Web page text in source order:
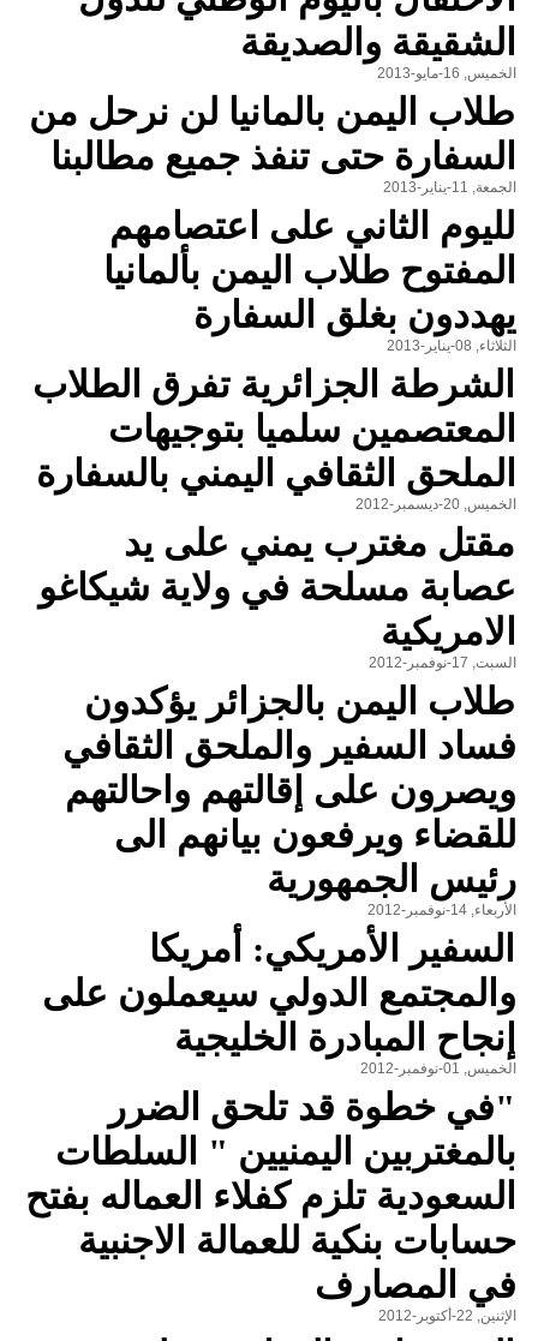
الشقيقة والصديقة
الخميس, 16-مايو-2013
طلاب اليمن بالمانيا لن نرحل من
السفارة حتى تنفذ جميع مطالبنا
الجمعة, 11-يناير-2013
لليوم الثاني على اعتصامهم
المفتوح طلاب اليمن بألمانيا
يهددون بغلق السفارة
الثلاثاء, 08-يناير-2013
الشرطة الجزائرية تفرق الطلاب
المعتصمين سلميا بتوجيهات
الملحق الثقافي اليمني بالسفارة
الخميس, 20-ديسمبر-2012
مقتل مغترب يمني على يد
عصابة مسلحة في ولاية شيكاغو
الامريكية
السبت, 17-نوفمبر-2012
طلاب اليمن بالجزائر يؤكدون
فساد السفير والملحق الثقافي
ويصرون على إقالتهم واحالتهم
للقضاء ويرفعون بيانهم الى
رئيس الجمهورية
الأربعاء, 14-نوفمبر-2012
السفير الأمريكي: أمريكا
والمجتمع الدولي سيعملون على
إنجاح المبادرة الخليجية
الخميس, 01-نوفمبر-2012
"في خطوة قد تلحق الضرر
بالمغتربين اليمنيين " السلطات
السعودية تلزم كفلاء العماله بفتح
حسابات بنكية للعمالة الاجنبية
في المصارف
الإثنين, 22-أكتوبر-2012